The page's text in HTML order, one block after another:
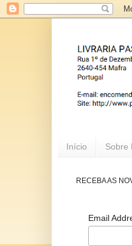
Início Sobre
RECEBA AS
Email